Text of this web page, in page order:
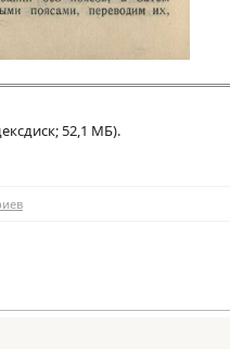
52,1 МБ).